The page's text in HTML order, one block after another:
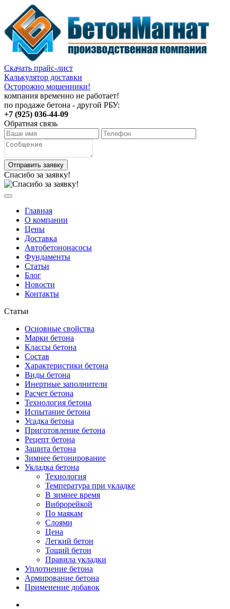
Скачать прайс-лист
Калькулятор доставки
Осторожно мошенники!
компания временно не работает!
по продаже бетона - другой РБУ:
+7 (925) 036-44-09
Обратная связь
Отправить заявку
Спасибо за заявку!
Главная
О компании
Цены
Доставка
Автобетононасосы
Фундаменты
Статьи
Блог
Новости
Контакты
Статьи
Основные свойства
Марки бетона
Классы бетона
Состав
Характеристики бетона
Виды бетона
Инертные заполнители
Расчет бетона
Технология бетона
Испытание бетона
Усадка бетона
Приготовление бетона
Рецепт бетона
Защита бетона
Зимнее бетонирование
Укладка бетона
Технология
Температура при укладке
В зимнее время
Виброрейкой
По маякам
Слоями
Цена
Легкий бетон
Тощий бетон
Правила укладки
Уплотнение бетона
Армирование бетона
Применение добавок